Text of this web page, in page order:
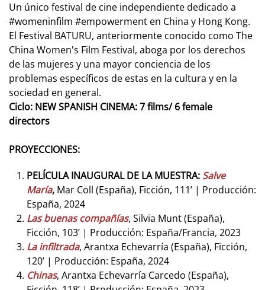
Un único festival de cine independiente dedicado a
#womeninfilm #empowerment en China y Hong Kong.
El Festival BATURU, anteriormente conocido como The
China Women's Film Festival, aboga por los derechos
de las mujeres y una mayor conciencia de los
problemas específicos de estas en la cultura y en la
sociedad en general.
Ciclo: NEW SPANISH CINEMA: 7 films/ 6 female
directors
PROYECCIONES:
PELÍCULA INAUGURAL DE LA MUESTRA: Salve
María, Mar Coll (España), Ficción, 111’ | Producción:
España, 2024
Las buenas compañías, Silvia Munt (España),
Ficción, 103’ | Producción: España/Francia, 2023
La infiltrada, Arantxa Echevarría (España), Ficción,
120’ | Producción: España, 2024
Chinas, Arantxa Echevarría Carcedo (España),